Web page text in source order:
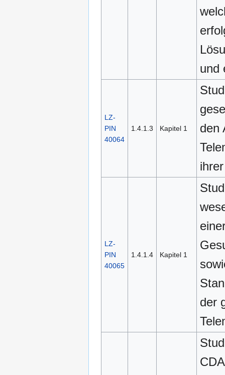
und
LZ-
PIN
40064
1.4.1.3 Kapitel 1
den
LZ-
PIN
40065
1.4.1.4 Kapitel 1
der